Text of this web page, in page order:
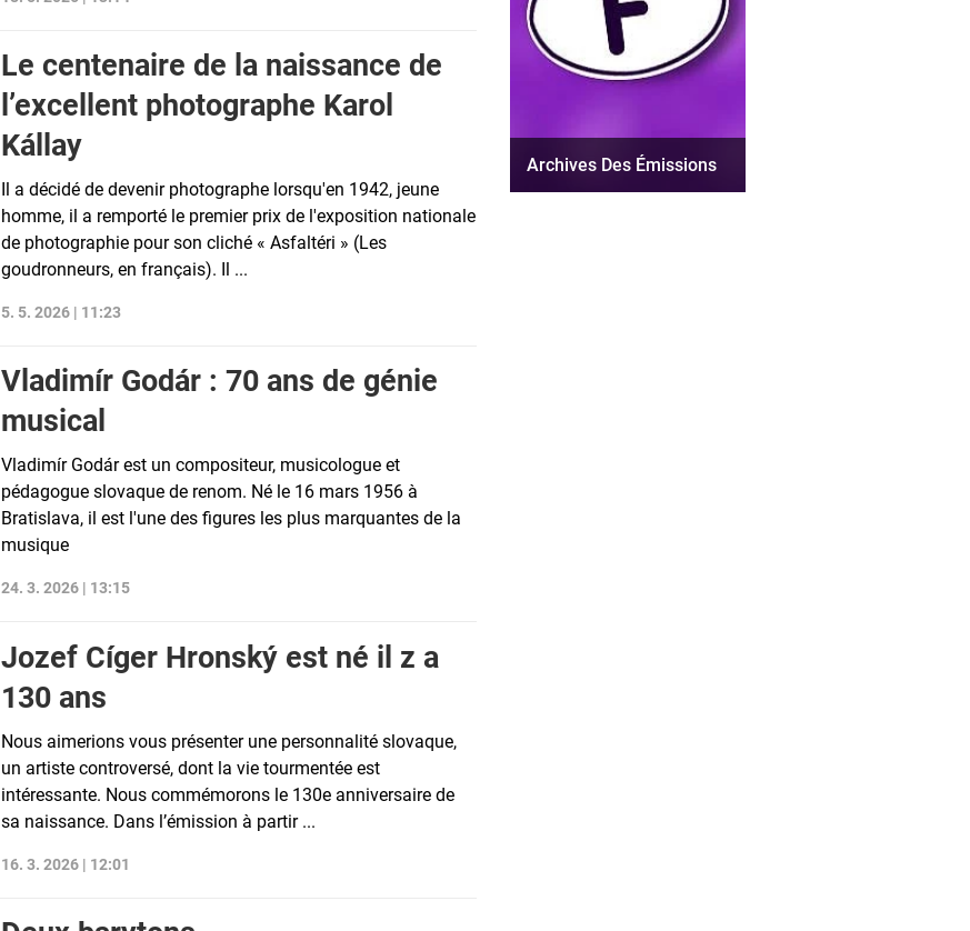
Le centenaire de la naissance de
l’excellent photographe Karol
Kállay
Il a décidé de devenir photographe lorsqu'en 1942, jeune
homme, il a remporté le premier prix de l'exposition nationale
de photographie pour son cliché « Asfaltéri » (Les
goudronneurs, en français). Il ...
5. 5. 2026 | 11:23
Vladimír Godár : 70 ans de génie
musical
Vladimír Godár est un compositeur, musicologue et
pédagogue slovaque de renom. Né le 16 mars 1956 à
Bratislava, il est l'une des figures les plus marquantes de la
musique
24. 3. 2026 | 13:15
Jozef Cíger Hronský est né il z a
130 ans
Nous aimerions vous présenter une personnalité slovaque,
un artiste controversé, dont la vie tourmentée est
intéressante. Nous commémorons le 130e anniversaire de
sa naissance. Dans l’émission à partir ...
16. 3. 2026 | 12:01
Archives Des Émissions